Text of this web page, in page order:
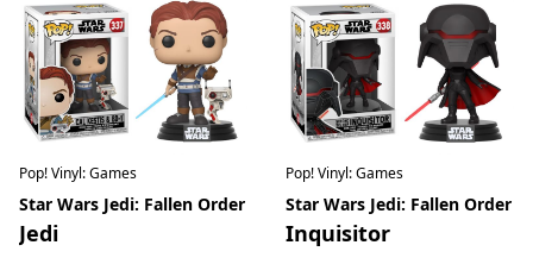
Pop! Vinyl: Games
Star Wars Jedi: Fallen Order
Jedi
Pop! Vinyl: Games
Star Wars Jedi: Fallen Order
Inquisitor